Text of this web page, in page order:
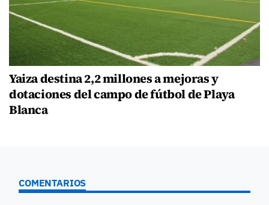
Yaiza destina 2,2 millones a mejoras y
dotaciones del campo de fútbol de Playa
Blanca
COMENTARIOS